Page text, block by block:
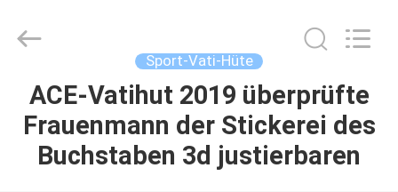
HAUS
PRODUKTE
Ltd..
Sport-Vati-Hüte
ACE-Vatihut 2019 überprüfte
Frauenmann der Stickerei des
Buchstaben 3d justierbaren